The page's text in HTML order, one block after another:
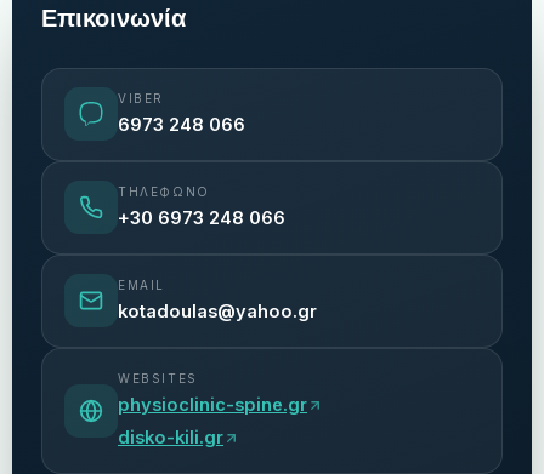
Επικοινωνία
VIBER
6973 248 066
ΤΗΛΈΦΩΝΟ
+30 6973 248 066
EMAIL
kotadoulas@yahoo.gr
WEBSITES
physioclinic-spine.gr
disko-kili.gr